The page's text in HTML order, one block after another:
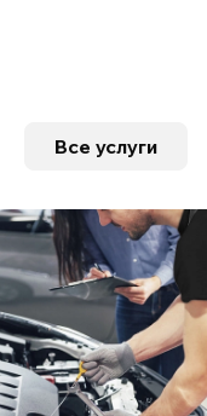
Все услуги